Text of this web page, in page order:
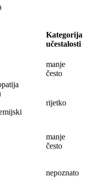
Kategorija
učestalosti
manje
često
rijetko
manje
često
nepoznato